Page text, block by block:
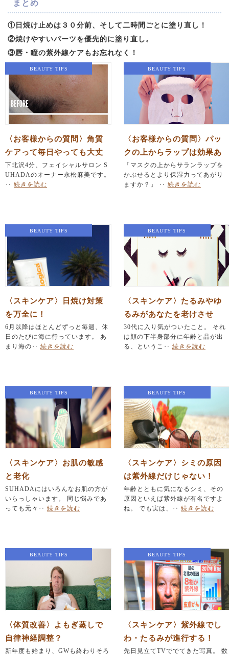
まとめ
①日焼け止めは３０分前、そして二時間ごとに塗り直し！
②焼けやすいパーツを優先的に塗り直し。
③唇・瞳の紫外線ケアもお忘れなく！
BEAUTY TIPS
〈お客様からの質問〉角質
ケアって毎日やっても大丈
夫なの？
下北沢4分、フェイシャルサロン S
UHADAのオーナー永松麻美です。
‥ 続きを読む
BEAUTY TIPS
〈お客様からの質問〉パッ
クの上からラップは効果あ
り？
「マスクの上からサランラップを
かぶせるとより保湿力ってあがり
ますか？」 ‥ 続きを読む
BEAUTY TIPS
〈スキンケア〉日焼け対策
を万全に！
6月以降はほとんどずっと毎週、休
日のたびに海に行っています。 あ
まり海の‥ 続きを読む
BEAUTY TIPS
〈スキンケア〉たるみやゆ
るみがあなたを老けさせ
る。
30代に入り気がついたこと。 それ
は顔の下半身部分に年齢と品が出
る、というこ‥ 続きを読む
BEAUTY TIPS
〈スキンケア〉お肌の敏感
と老化
SUHADAにはいろんなお肌の方が
いらっしゃいます。 同じ悩みであ
っても元々‥ 続きを読む
BEAUTY TIPS
〈スキンケア〉シミの原因
は紫外線だけじゃない！
年齢とともに気になるシミ、その
原因といえば紫外線が有名ですよ
ね。 でも実は、‥ 続きを読む
BEAUTY TIPS
〈体質改善〉よもぎ蒸しで
自律神経調整？
新年度も始まり、GWも終わりそろ
BEAUTY TIPS
〈スキンケア〉紫外線でし
わ・たるみが進行する！
先日見立てTVででてきた写真。 数